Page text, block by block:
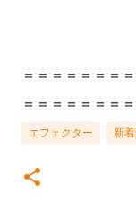
＝＝＝＝＝＝＝
＝＝＝＝＝＝＝
エフェクター 新